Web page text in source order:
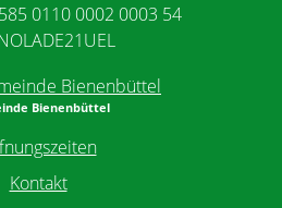
0110 0002 0003 54
Bienenbüttel
Kontakt